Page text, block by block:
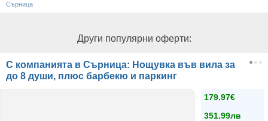
Сърница
Други популярни оферти:
С компанията в Сърница: Нощувка във вила за
до 8 души, плюс барбекю и паркинг
179.97€
351.99лв